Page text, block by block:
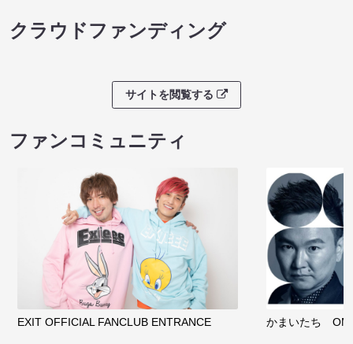
クラウドファンディング
サイトを閲覧する
ファンコミュニティ
EXIT OFFICIAL FANCLUB ENTRANCE かまいたち